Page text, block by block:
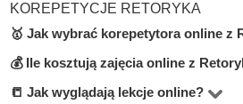
KOREPETYCJE RETORYKA
🥇 Jak wybrać korepetytora online z
W kategorie Retoryka online
Podczas wyboru zwróć uwagę na
💰 Ile kosztują zajęcia online z
Ceny za lekcje online w tej
📒 Jak wyglądają lekcje online?